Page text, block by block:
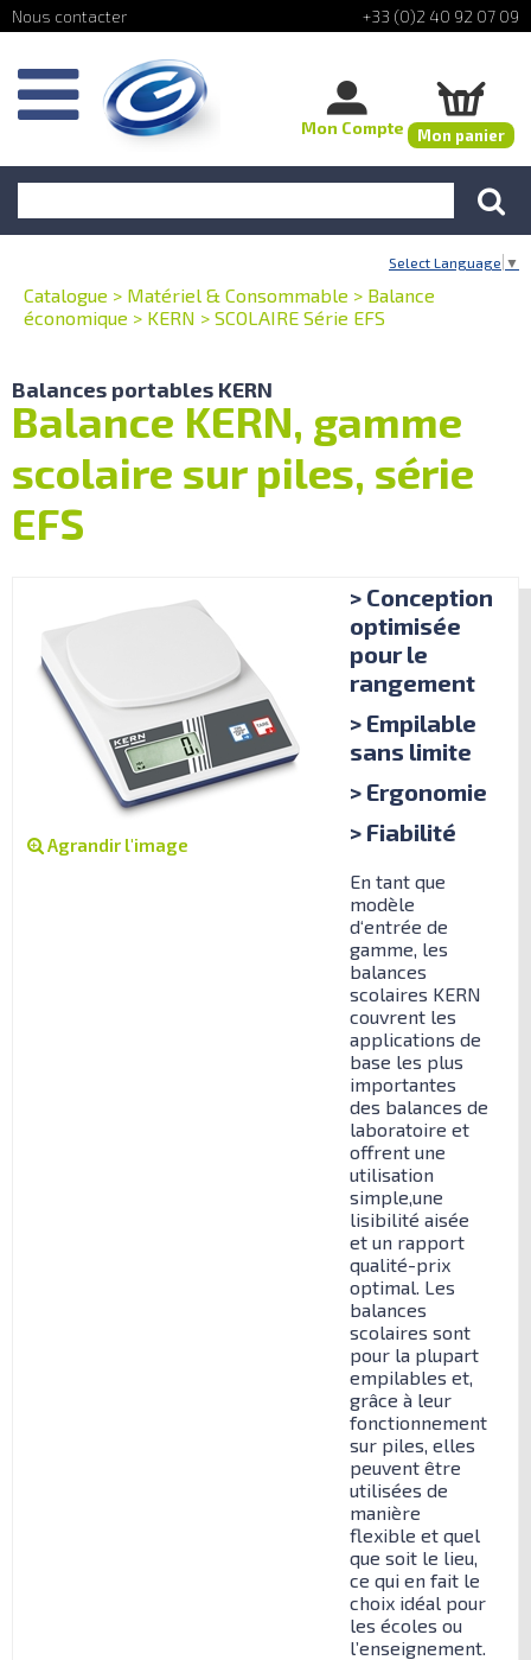
+33 (0)2 40 92 07 09
Mon Compte Mon panier
Select Language ▼
Catalogue > Matériel & Consommable > Balance
économique > KERN > SCOLAIRE Série EFS
Balances portables KERN
Balance KERN, gamme
scolaire sur piles, série
EFS
Agrandir l'image
> Conception
optimisée
pour le
rangement
> Empilable
sans limite
> Ergonomie
> Fiabilité
En tant que
modèle
d‘entrée de
gamme, les
balances
scolaires KERN
couvrent les
applications de
base les plus
importantes
des balances de
laboratoire et
offrent une
utilisation
simple,une
lisibilité aisée
et un rapport
qualité-prix
optimal. Les
balances
scolaires sont
pour la plupart
empilables et,
grâce à leur
fonctionnement
sur piles, elles
peuvent être
utilisées de
manière
flexible et quel
que soit le lieu,
ce qui en fait le
choix idéal pour
les écoles ou
l’enseignement.